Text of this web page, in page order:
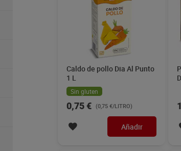
Caldo de pollo Dia Al Punto
1 L
Sin gluten
0,75 € (0,75 €/LITRO)
Añadir